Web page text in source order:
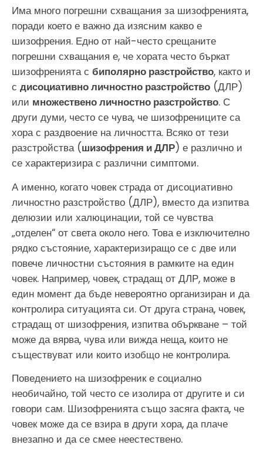
Има много погрешни схващания за шизофренията,
поради което е важно да изясним какво е
шизофрения. Едно от най-често срещаните
погрешни схващания е, че хората често бъркат
шизофренията с биполярно разстройство, както и
с дисоциативно личностно разстройство (ДЛР)
или множествено личностно разстройство. С
други думи, често се чува, че шизофрениците са
хора с раздвоение на личността. Всяко от тези
разстройства (шизофрения и ДЛР) е различно и
се характеризира с различни симптоми.
А именно, когато човек страда от дисоциативно
личностно разстройство (ДЛР), вместо да изпитва
делюзии или халюцинации, той се чувства
„отделен“ от света около него. Това е изключително
рядко състояние, характеризиращо се с две или
повече личностни състояния в рамките на един
човек. Например, човек, страдащ от ДЛР, може в
един момент да бъде невероятно организиран и да
контролира ситуацията си. От друга страна, човек,
страдащ от шизофрения, изпитва объркване – той
може да вярва, чува или вижда неща, които не
съществуват или които изобщо не контролира.
Поведението на шизофреник е социално
необичайно, той често се изолира от другите и си
говори сам. Шизофренията също засяга факта, че
човек може да се взира в други хора, да плаче
внезапно и да се смее неестествено.